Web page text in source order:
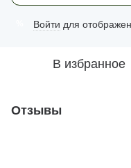
Войти для
В избранное
Отзывы